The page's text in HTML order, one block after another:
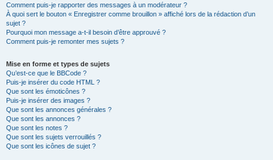
Comment puis-je rapporter des messages à un modérateur ?
À quoi sert le bouton « Enregistrer comme brouillon » affiché lors de la rédaction d’un
sujet ?
Pourquoi mon message a-t-il besoin d’être approuvé ?
Comment puis-je remonter mes sujets ?
Mise en forme et types de sujets
Qu’est-ce que le BBCode ?
Puis-je insérer du code HTML ?
Que sont les émoticônes ?
Puis-je insérer des images ?
Que sont les annonces générales ?
Que sont les annonces ?
Que sont les notes ?
Que sont les sujets verrouillés ?
Que sont les icônes de sujet ?